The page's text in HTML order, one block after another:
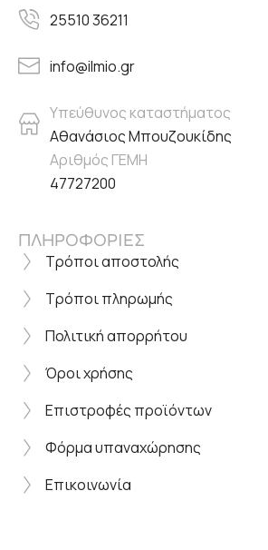
25510 36211
info@ilmio.gr
Υπεύθυνος καταστήματος
Αθανάσιος Μπουζουκίδης
Αριθμός ΓΕΜΗ
47727200
ΠΛΗΡΟΦΟΡΙΕΣ
Τρόποι αποστολής
Τρόποι πληρωμής
Πολιτική απορρήτου
Όροι χρήσης
Επιστροφές προϊόντων
Φόρμα υπαναχώρησης
Επικοινωνία